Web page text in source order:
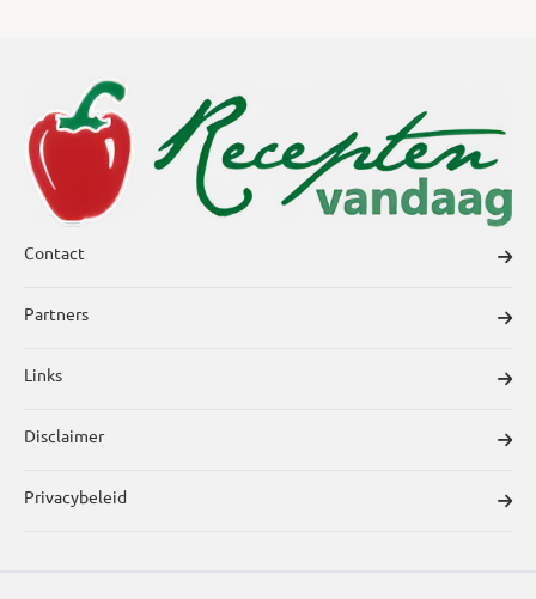
Contact
Partners
Links
Disclaimer
Privacybeleid